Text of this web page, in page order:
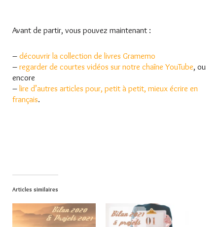
Avant de partir, vous pouvez maintenant :
– découvrir la collection de livres Gramemo
– regarder de courtes vidéos sur notre chaîne YouTube, ou
encore
– lire d’autres articles pour, petit à petit, mieux écrire en
français.
Articles similaires